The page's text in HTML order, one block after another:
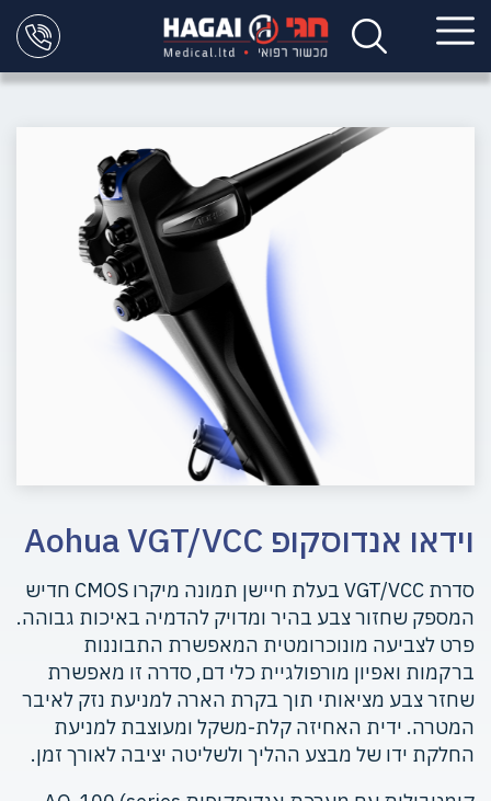
וידאו אנדוסקופ Aohua VGT/VCC
סדרת VGT/VCC בעלת חיישן תמונה מיקרו CMOS חדיש
המספק שחזור צבע בהיר ומדויק להדמיה באיכות גבוהה.
פרט לצביעה מונוכרומטית המאפשרת התבוננות
ברקמות ואפיון מורפולגיית כלי דם, סדרה זו מאפשרת
שחזר צבע מציאותי תוך בקרת הארה למניעת נזק לאיבר
המטרה. ידית האחיזה קלת-משקל ומעוצבת למניעת
החלקת ידו של מבצע ההליך ולשליטה יציבה לאורך זמן.